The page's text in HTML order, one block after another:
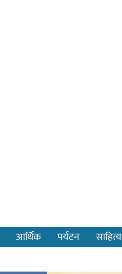
आर्थिक पर्यटन साहित्य